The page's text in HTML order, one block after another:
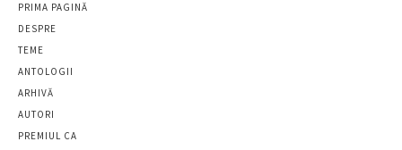
PRIMA PAGINĂ
DESPRE
TEME
ANTOLOGII
ARHIVĂ
AUTORI
PREMIUL CA